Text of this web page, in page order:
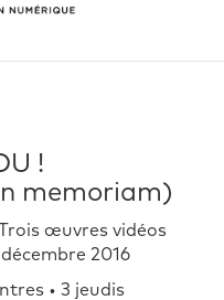
!
memoriam)
œuvres vidéos
2016
• 3 jeudis